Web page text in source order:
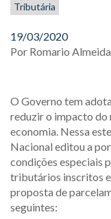
Tributária
19/03/2020
Por Romario
O Governo tem
reduzir o impacto do
economia. Nessa
Nacional editou a
condições especiais
tributários inscritos
proposta de
seguintes: